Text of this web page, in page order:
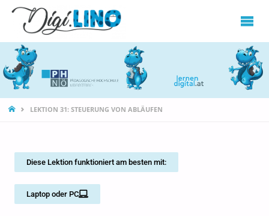
LEKTION 31: STEUERUNG VON ABLÄUFEN
Diese Lektion funktioniert am besten mit:
Laptop oder PC